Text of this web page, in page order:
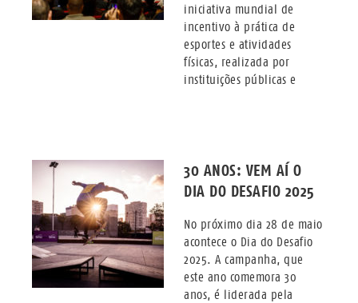
iniciativa mundial de
incentivo à prática de
esportes e atividades
físicas, realizada por
instituições públicas e
30 ANOS: VEM AÍ O
DIA DO DESAFIO 2025
No próximo dia 28 de maio
acontece o Dia do Desafio
2025. A campanha, que
este ano comemora 30
anos, é liderada pela